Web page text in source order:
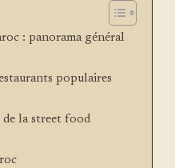
: panorama général
populaires
de la street food